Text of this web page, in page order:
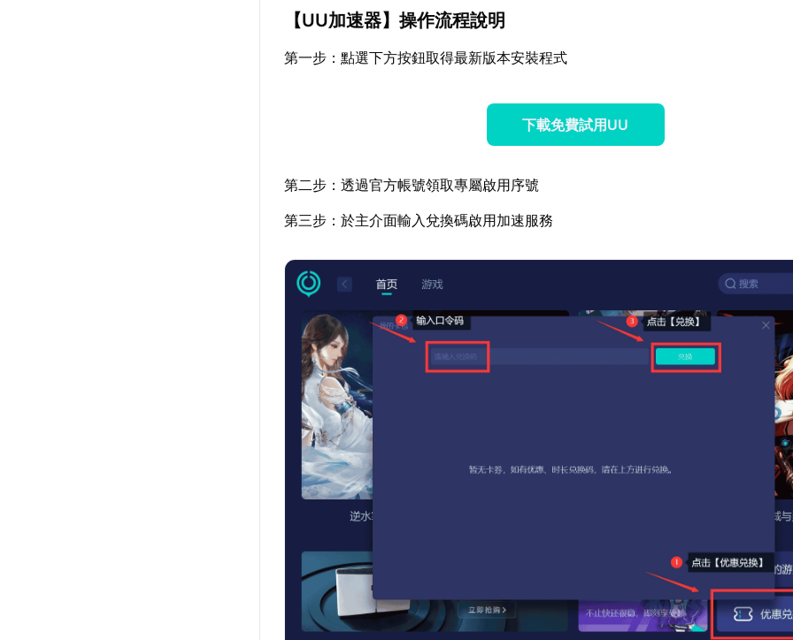
【UU加速器】操作流程說明
第一步：點選下方按鈕取得最新版本安裝程式
下載免費試用UU
第二步：透過官方帳號領取專屬啟用序號
第三步：於主介面輸入兌換碼啟用加速服務